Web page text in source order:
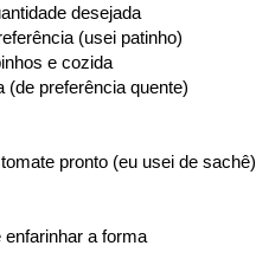
desejada
(usei patinho)
e cozida
(de preferência quente)
pronto (eu usei de sachê)
enfarinhar a forma